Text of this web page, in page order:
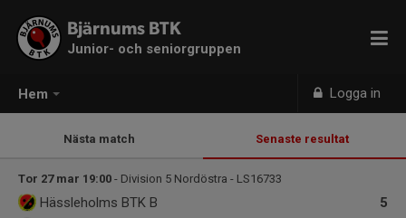
Hem Logga in
Bjärnums BTK
Junior- och seniorgruppen
Nästa match Senaste resultat
Tor 27 mar 19:00 - Division 5 Nordöstra - LS16733
5
Hässleholms BTK B